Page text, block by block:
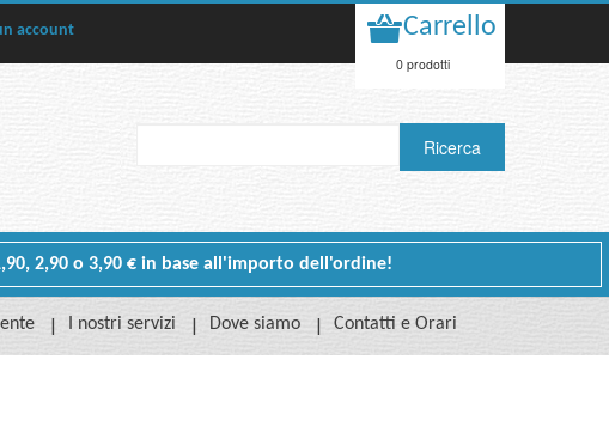
account Carrello
0 prodotti
2,90 o 3,90 € in base all'importo dell'ordine!
I nostri servizi Dove siamo Contatti e Orari